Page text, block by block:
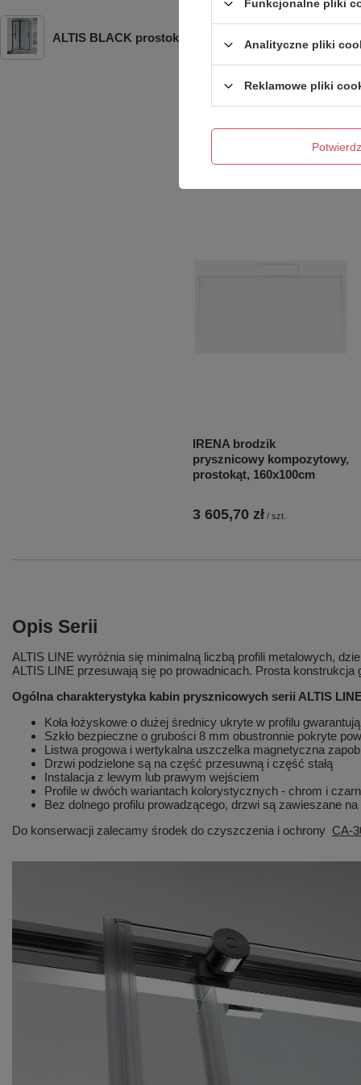
ALTIS BLACK prostokątna kabina prysznicowa
IRENA brodzik
prysznicowy kompozytowy,
prostokąt, 160x100cm
3 605,70 zł / szt.
Opis Serii
ALTIS LINE wyróżnia się minimalną liczbą profili metalowych,
ALTIS LINE przesuwają się po prowadnicach. Prosta konstrukcja
Ogólna charakterystyka kabin prysznicowych serii ALTIS
Koła łożyskowe o dużej średnicy ukryte w profilu
Szkło bezpieczne o grubości 8 mm obustronnie pokryte
Listwa progowa i wertykalna uszczelka magnetyczna
Drzwi podzielone są na część przesuwną i część stałą
Instalacja z lewym lub prawym wejściem
Profile w dwóch wariantach kolorystycznych - chrom i
Bez dolnego profilu prowadzącego, drzwi są zawieszane
Do konserwacji zalecamy środek do czyszczenia i ochrony CA-
Funkcjonalne pliki
Analityczne pliki
Reklamowe pliki